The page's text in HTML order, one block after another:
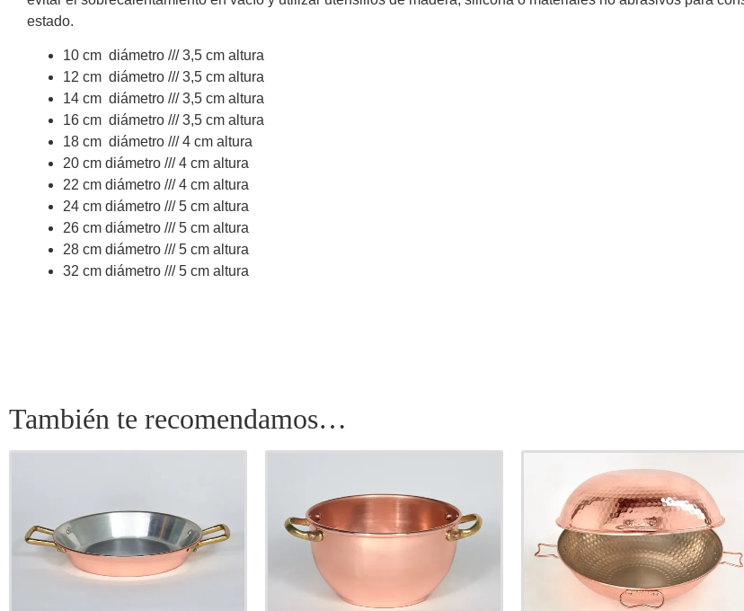
estado.
10 cm diámetro /// 3,5 cm altura
12 cm diámetro /// 3,5 cm altura
14 cm diámetro /// 3,5 cm altura
16 cm diámetro /// 3,5 cm altura
18 cm diámetro /// 4 cm altura
20 cm diámetro /// 4 cm altura
22 cm diámetro /// 4 cm altura
24 cm diámetro /// 5 cm altura
26 cm diámetro /// 5 cm altura
28 cm diámetro /// 5 cm altura
32 cm diámetro /// 5 cm altura
También te recomendamos…